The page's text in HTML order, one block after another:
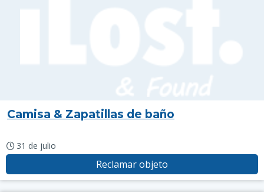
Camisa & Zapatillas de baño
31 de julio
Reclamar objeto